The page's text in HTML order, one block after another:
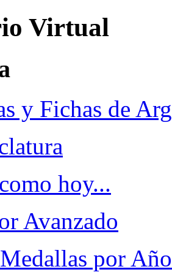
Virtual
y Fichas de
hoy...
Avanzado
por Año